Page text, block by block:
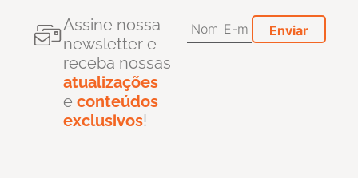
Assine nossa
newsletter e
receba nossas
atualizações
e conteúdos
exclusivos!